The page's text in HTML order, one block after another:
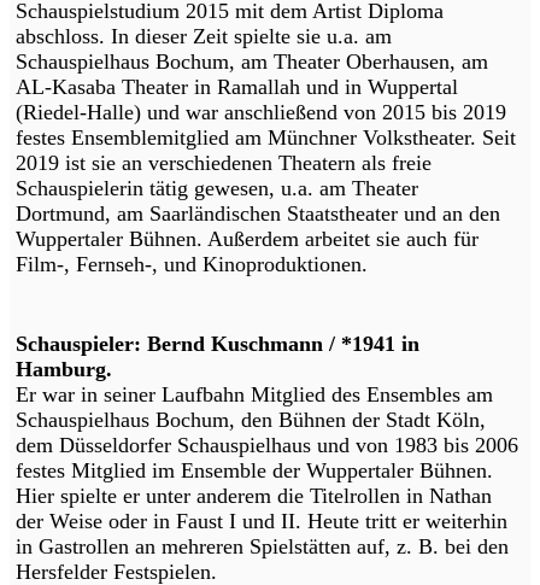
Schauspielstudium 2015 mit dem Artist Diploma
abschloss. In dieser Zeit spielte sie u.a. am
Schauspielhaus Bochum, am Theater Oberhausen, am
AL-Kasaba Theater in Ramallah und in Wuppertal
(Riedel-Halle) und war anschließend von 2015 bis 2019
festes Ensemblemitglied am Münchner Volkstheater. Seit
2019 ist sie an verschiedenen Theatern als freie
Schauspielerin tätig gewesen, u.a. am Theater
Dortmund, am Saarländischen Staatstheater und an den
Wuppertaler Bühnen. Außerdem arbeitet sie auch für
Film-, Fernseh-, und Kinoproduktionen.
Schauspieler: Bernd Kuschmann / *1941 in
Hamburg.
Er war in seiner Laufbahn Mitglied des Ensembles am
Schauspielhaus Bochum, den Bühnen der Stadt Köln,
dem Düsseldorfer Schauspielhaus und von 1983 bis 2006
festes Mitglied im Ensemble der Wuppertaler Bühnen.
Hier spielte er unter anderem die Titelrollen in Nathan
der Weise oder in Faust I und II. Heute tritt er weiterhin
in Gastrollen an mehreren Spielstätten auf, z. B. bei den
Hersfelder Festspielen.